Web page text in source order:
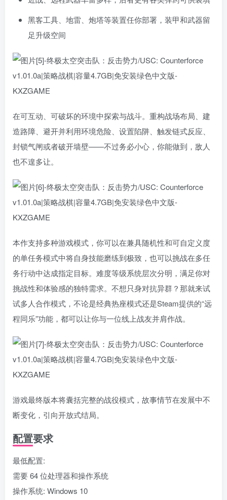
黑客工具、地雷、炮塔等装置任你部署，装甲和武器留
足升级空间
在可互动、可破坏的环境中探索与战斗。重构战场布局、建
造路障、避开并利用环境危险、设置陷阱、触发链式反应、
封锁气闸或者破开墙壁——不过务必小心，你能做到，敌人
也不遑多让。
本作支持多种游戏模式，你可以在兼具随机性和可自定义度
的单任务模式中将自身技能磨练到极致，也可以挑战在多任
务行动中达成指定目标。难度等级系统层次分明，满足你对
挑战性和体验感的独特需求。不想只身对抗异群？那就来试
试多人合作模式，不论是经典热座模式还是Steam提供的“远
程同乐”功能，都可以让你与一位线上战友并肩作战。
游戏最终版本将囊括完整的战役模式，故事情节在发展中不
断变化，引向开放式结局。
配置要求
最低配置:
需要 64 位处理器和操作系统
操作系统: Windows 10